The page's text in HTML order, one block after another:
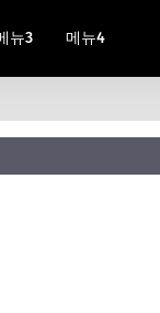
뉴3 메뉴4